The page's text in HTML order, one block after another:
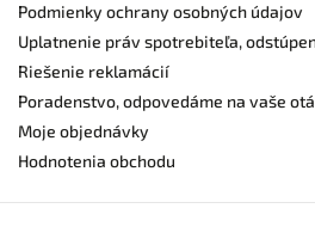
Podmienky ochrany osobných údajov
Uplatnenie práv spotrebiteľa,
Riešenie reklamácií
Poradenstvo, odpovedáme na vaše
Moje objednávky
Hodnotenia obchodu